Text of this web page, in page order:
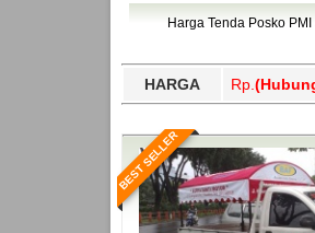
Bawang Barat,
Harga Tenda Posko
HARGA Rp.
BEST SELLER